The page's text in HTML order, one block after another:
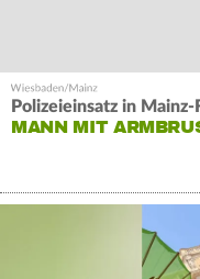
Polizeieinsatz in
MANN MIT